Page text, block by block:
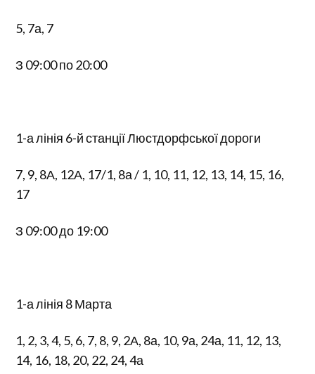
5, 7а, 7
З 09:00 по 20:00
1-а лінія 6-й станції Люстдорфської дороги
7, 9, 8А, 12А, 17/1, 8а / 1, 10, 11, 12, 13, 14, 15, 16,
17
З 09:00 до 19:00
1-а лінія 8 Марта
1, 2, 3, 4, 5, 6, 7, 8, 9, 2А, 8а, 10, 9а, 24а, 11, 12, 13,
14, 16, 18, 20, 22, 24, 4а